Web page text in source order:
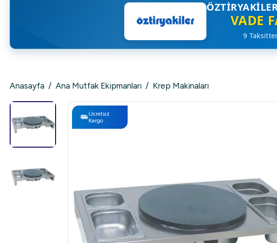
VADE
9
Anasayfa / Ana Mutfak Ekipmanları / Krep Makinaları
Ücretsiz
Kargo